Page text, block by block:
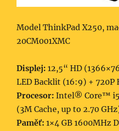
Model ThinkPad X250,
20CM001XMC
Displej: 12,5“ HD
LED Backlit (16:9) + 720P
Procesor: Intel® Core™
(3M Cache, up to 2.70
Paměť: 1×4 GB 1600MHz